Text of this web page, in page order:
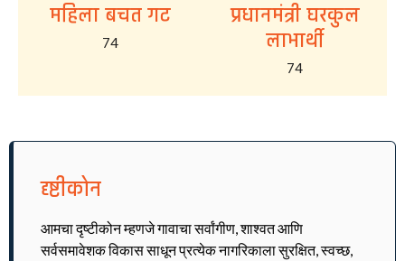
महिला बचत गट
74
प्रधानमंत्री घरकुल
लाभार्थी
74
दृष्टीकोन
आमचा दृष्टीकोन म्हणजे गावाचा सर्वांगीण, शाश्वत आणि
सर्वसमावेशक विकास साधून प्रत्येक नागरिकाला सुरक्षित, स्वच्छ,